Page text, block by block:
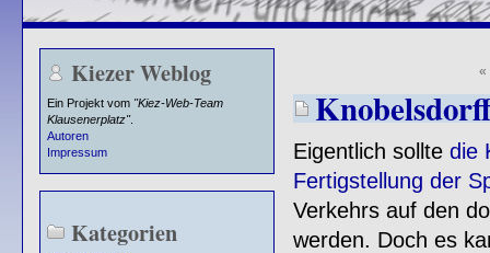
Kiezer Weblog
Ein Projekt vom "Kiez-Web-Team
Klausenerplatz".
Autoren
Impressum
Kategorien
«
Eigentlich sollte die
Fertigstellung der
Verkehrs auf den
werden. Doch es